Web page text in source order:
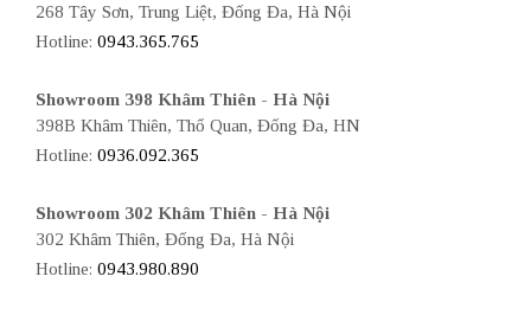
268 Tây Sơn, Trung Liệt, Đống Đa, Hà Nội
Hotline: 0943.365.765
Showroom 398 Khâm Thiên - Hà Nội
398B Khâm Thiên, Thổ Quan, Đống Đa, HN
Hotline: 0936.092.365
Showroom 302 Khâm Thiên - Hà Nội
302 Khâm Thiên, Đống Đa, Hà Nội
Hotline: 0943.980.890